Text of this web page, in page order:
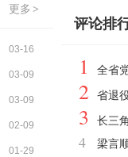
更多 >
03-16
03-09
03-09
02-09
01-29
评论排
1
全省
建设暨成
2
省退
人工作
3
长三
色宣讲团
4
梁言